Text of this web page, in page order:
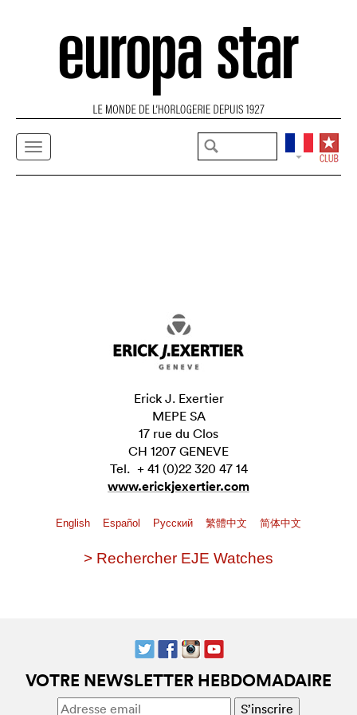
Erick J. Exertier
MEPE SA
17 rue du Clos
CH 1207 GENEVE
Tel. + 41 (0)22 320 47 14
www.erickjexertier.com
English Español Pусский 繁體中文 简体中文
> Rechercher EJE Watches
VOTRE NEWSLETTER HEBDOMADAIRE